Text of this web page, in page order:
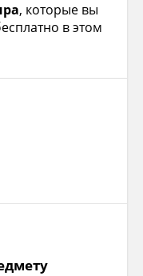
, которые вы
в этом